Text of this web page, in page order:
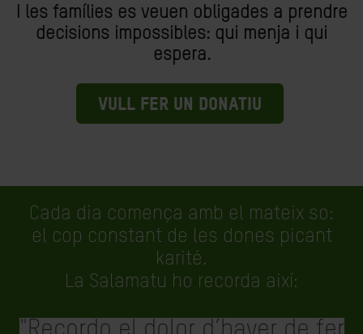
I les famílies es veuen obligades a prendre
decisions impossibles: qui menja i qui
espera.
VULL FER UN DONATIU
Cada dia comença amb el mateix so:
el cop constant de les dones picant
karité.
La Salamatu ho recorda així: